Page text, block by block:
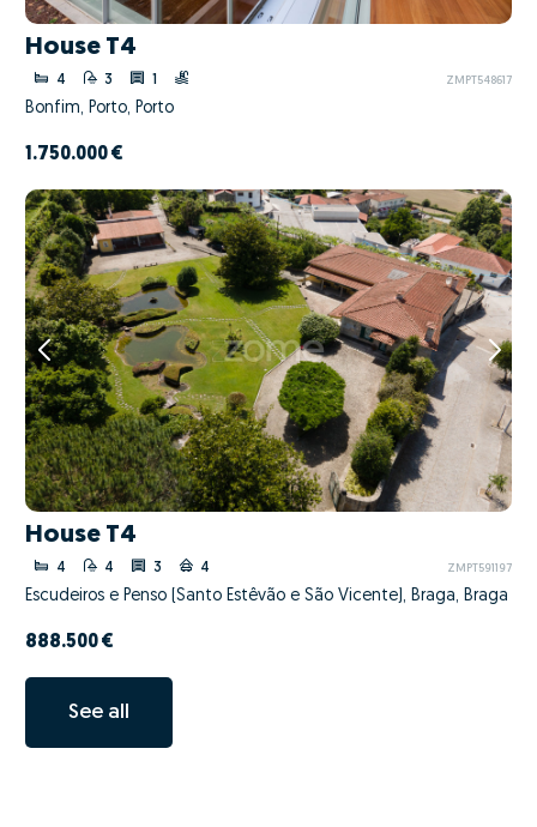
House T4
4 3 1 ZMPT548617
Bonfim, Porto, Porto
1.750.000 €
House T4
4 4 3 4 ZMPT591197
Escudeiros e Penso (Santo Estêvão e São Vicente), Braga, Braga
888.500 €
See all